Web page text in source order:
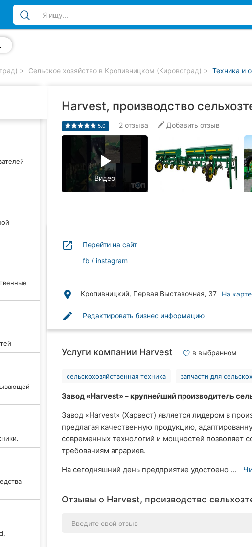
техники
Сельское хозяйство в Кропивницком (Кировоград) Техника и
Harvest, производство
5.0 2 отзыва Добавить отзыв
play_arrow
Видео
launch
Перейти на сайт
fb
instagram
place Кропивницкий, Первая Выставочная, 37 На карте
edit Редактировать бизнес информацию
Услуги компании Harvest в выбранном
сельскохозяйственная техника запчасти для
Завод «Harvest» – крупнейший производитель
Завод «Harvest» (Харвест) является лидером в
предлагая качественную продукцию,
современных технологий и мощностей позволяет
требованиям аграриев.
На сегодняшний день предприятие удостоено ...
Отзывы о Harvest, производство